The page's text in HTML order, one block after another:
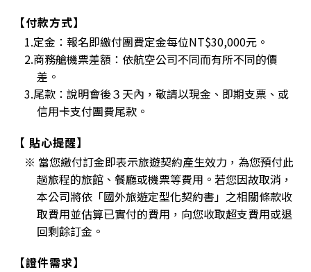
【付款方式】
1.定金：報名即繳付團費定金每位NT$30,000元。
2.商務艙機票差額：依航空公司不同而有所不同的價
差。
3.尾款：說明會後３天內，敬請以現金、即期支票、或
信用卡支付團費尾款。
【 貼心提醒】
※ 當您繳付訂金即表示旅遊契約產生效力，為您預付此
趟旅程的旅館、餐廳或機票等費用。若您因故取消，
本公司將依「國外旅遊定型化契約書」之相關條款收
取費用並估算已實付的費用，向您收取超支費用或退
回剩餘訂金。
【證件需求】